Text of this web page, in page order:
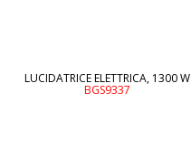
LUCIDATRICE ELETTRICA, 1300 W
BGS9337